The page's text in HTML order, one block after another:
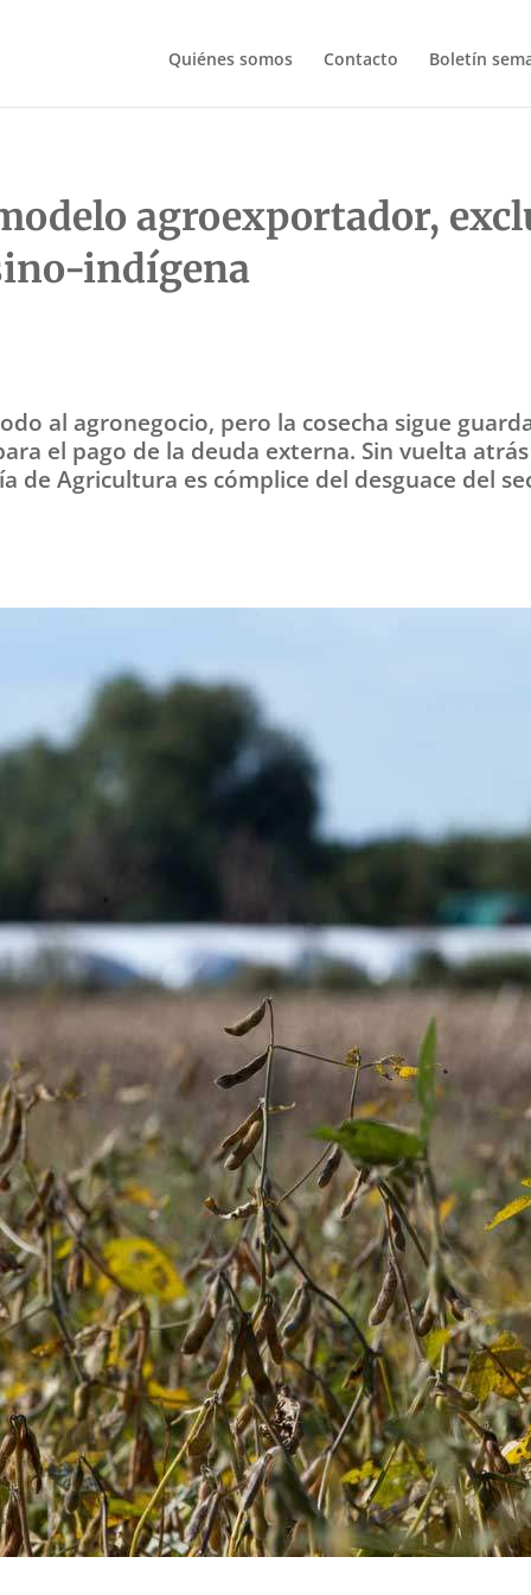
Quiénes somos Contacto Boletín
agroexportador,
indígena
al agronegocio, pero la cosecha sigue
el pago de la deuda externa. Sin vuelta
de Agricultura es cómplice del desguace del